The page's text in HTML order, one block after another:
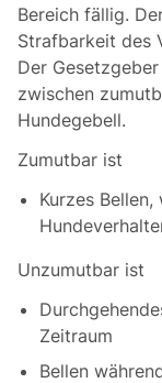
Bereich fällig.
Strafbarkeit des
Der
zwischen
Hundegebell.
Zumutbar ist
Kurzes
Unzumutbar ist
Zeitraum
Bellen